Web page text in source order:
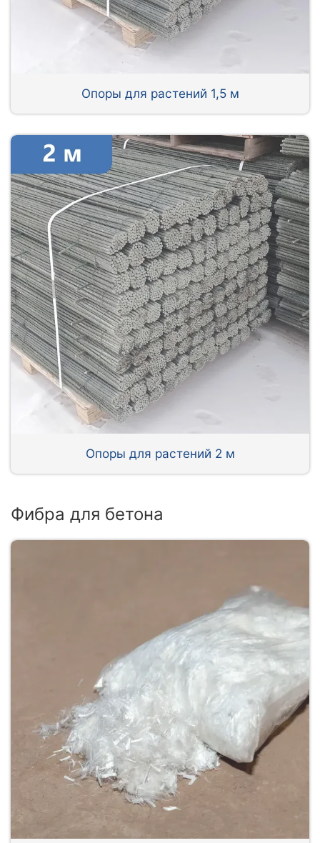
Опоры для растений 1,5 м
Опоры для растений 2 м
Фибра для бетона